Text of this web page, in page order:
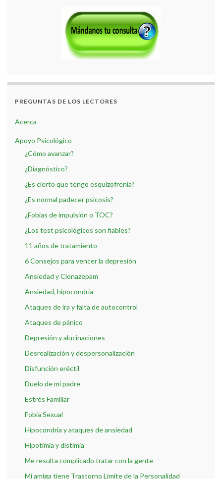
PREGUNTAS DE LOS LECTORES
Acerca
Apoyo Psicológico
¿Cómo avanzar?
¿Diagnóstico?
¿Es cierto que tengo esquizofrenia?
¿Es normal padecer psicosis?
¿Fobias de impulsión o TOC?
¿Los test psicológicos son fiables?
11 años de tratamiento
6 Consejos para vencer la depresión
Ansiedad y Clonazepam
Ansiedad, hipocondria
Ataques de ira y falta de autocontrol
Ataques de pánico
Depresión y alucinaciones
Desrealización y despersonalización
Disfunción eréctil
Duelo de mi padre
Estrés Familiar
Fobia Sexual
Hipocondría y ataques de ansiedad
Hipotimia y distimia
Me resulta complicado tratar con la gente
Mi amiga tiene Trastorno Límite de la Personalidad